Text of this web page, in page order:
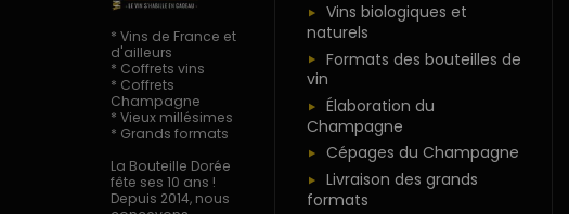
* Vins de France et
d'ailleurs
* Coffrets vins
* Coffrets
Champagne
* Vieux millésimes
* Grands formats
La Bouteille Dorée
fête ses 10 ans !
Depuis 2014, nous
Vins biologiques et
naturels
Formats des bouteilles de
vin
Élaboration du
Champagne
Cépages du Champagne
Livraison des grands
formats